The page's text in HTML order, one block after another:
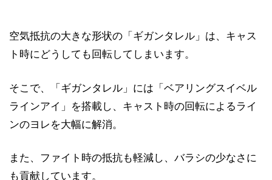
空気抵抗の大きな形状の「ギガンタレル」は、キャス
ト時にどうしても回転してしまいます。
そこで、「ギガンタレル」には「ベアリングスイベル
ラインアイ」を搭載し、キャスト時の回転によるライ
ンのヨレを大幅に解消。
また、ファイト時の抵抗も軽減し、バラシの少なさに
も貢献しています。